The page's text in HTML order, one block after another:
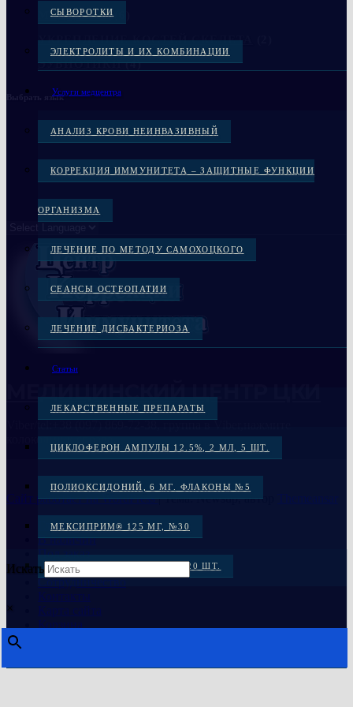
СЫВОРОТКИ
ЭЛЕКТРОЛИТЫ И ИХ КОМБИНАЦИИ
Услуги медцентра
АНАЛИЗ КРОВИ НЕИНВАЗИВНЫЙ
КОРРЕКЦИЯ ИММУНИТЕТА – ЗАЩИТНЫЕ ФУНКЦИИ
ОРГАНИЗМА
ЛЕЧЕНИЕ ПО МЕТОДУ САМОХОЦКОГО
СЕАНСЫ ОСТЕОПАТИИ
ЛЕЧЕНИЕ ДИСБАКТЕРИОЗА
Статьи
ЛЕКАРСТВЕННЫЕ ПРЕПАРАТЫ
ЦИКЛОФЕРОН АМПУЛЫ 12.5%, 2 МЛ, 5 ШТ.
ПОЛИОКСИДОНИЙ, 6 МГ. ФЛАКОНЫ №5
МЕКСИПРИМ® 125 МГ, №30
МЕКСИКОР КАПС. 100 МГ: 20 ШТ.
МЕКСИДОЛ, ТАБ. 125 МГ №30
Искать
×
МЕДЦЕНТР(6)
УКРЕПЛЕНИЕ КОСТЕЙ СКЕЛЕТА
ЭУБИОТИКИ(4)
Выбрать язык
МЕДИЦИНСКИЙ ЦЕНТР ЦКИ
колокольчик справа
Сайт работает на WordPress|Тема: Newsup, автор
Главная
В наличии
Под заказ
Распродажа
Сотрудничество
Контакты
Карта сайта
Корзина